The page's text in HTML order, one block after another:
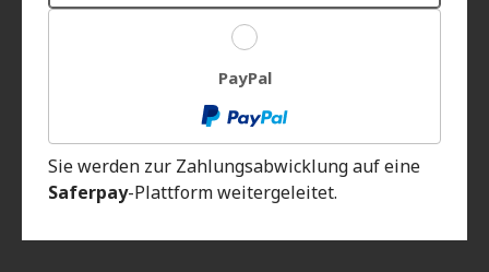
PayPal
Sie werden zur Zahlungsabwicklung auf eine
Saferpay-Plattform weitergeleitet.